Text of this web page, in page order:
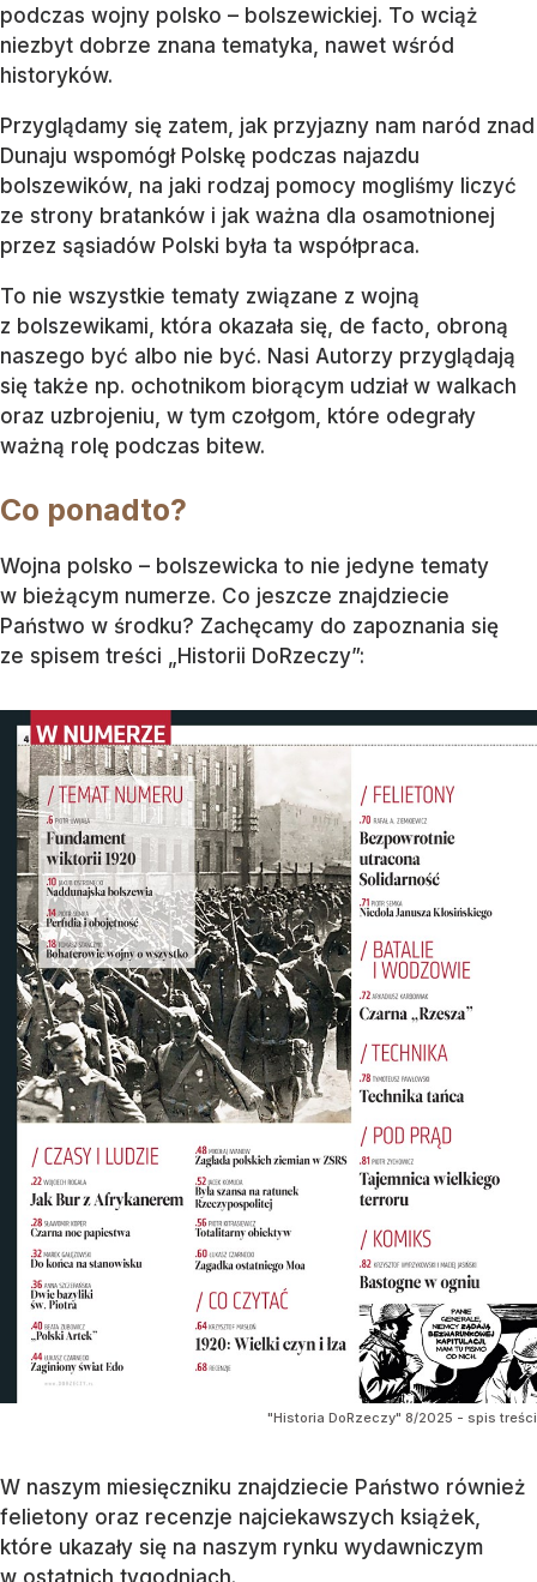
podczas wojny polsko – bolszewickiej. To wciąż
niezbyt dobrze znana tematyka, nawet wśród
historyków.
Przyglądamy się zatem, jak przyjazny nam naród znad
Dunaju wspomógł Polskę podczas najazdu
bolszewików, na jaki rodzaj pomocy mogliśmy liczyć
ze strony bratanków i jak ważna dla osamotnionej
przez sąsiadów Polski była ta współpraca.
To nie wszystkie tematy związane z wojną
z bolszewikami, która okazała się, de facto, obroną
naszego być albo nie być. Nasi Autorzy przyglądają
się także np. ochotnikom biorącym udział w walkach
oraz uzbrojeniu, w tym czołgom, które odegrały
ważną rolę podczas bitew.
Co ponadto?
Wojna polsko – bolszewicka to nie jedyne tematy
w bieżącym numerze. Co jeszcze znajdziecie
Państwo w środku? Zachęcamy do zapoznania się
ze spisem treści „Historii DoRzeczy”:
"Historia DoRzeczy" 8/2025 - spis treści
W naszym miesięczniku znajdziecie Państwo również
felietony oraz recenzje najciekawszych książek,
które ukazały się na naszym rynku wydawniczym
w ostatnich tygodniach.